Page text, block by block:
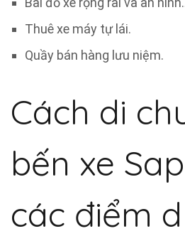
Thuê xe máy tự lái.
Quầy bán hàng lưu niệm.
Cách di
bến xe
các điểm